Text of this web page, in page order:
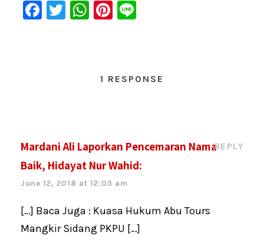
F
k
T
W Pi
st
1 RESPONSE
Mardani Ali Laporkan Pencemaran Nama
Baik, Hidayat Nur Wahid:
June 12, 2018 at 12:05 am
REPLY
[…] Baca Juga : Kuasa Hukum Abu Tours
Mangkir Sidang PKPU […]